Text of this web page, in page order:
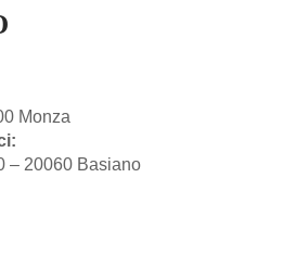
Monza
– 20060 Basiano